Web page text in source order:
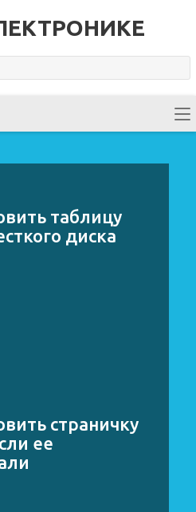
таблицу
диска
страничку
ее